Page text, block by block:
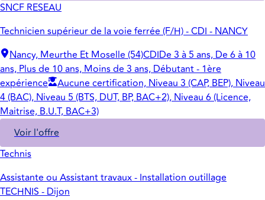
SNCF RESEAU
Technicien supérieur de la voie ferrée (F/H) - CDI - NANCY
Nancy, Meurthe Et Moselle (54)CDIDe 3 à 5 ans, De 6 à 10
ans, Plus de 10 ans, Moins de 3 ans, Débutant - 1ère
expérience
Aucune certification, Niveau 3 (CAP, BEP), Niveau
4 (BAC), Niveau 5 (BTS, DUT, BP, BAC+2), Niveau 6 (Licence,
Maitrise, B.U.T, BAC+3)
Voir l'offre
Technis
Assistante ou Assistant travaux - Installation outillage
TECHNIS - Dijon